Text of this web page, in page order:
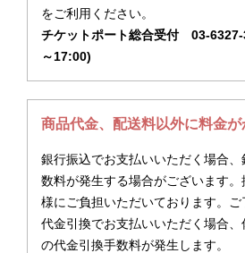
をご利用ください。
チケットポート総合受付 03-
～17:00)
商品代金、配送料以外に料金
銀行振込でお支払いいただく場合
数料が発生する場合がございます
様にご負担いただいております。ご
代金引換でお支払いいただく場合
の代金引換手数料が発生します。